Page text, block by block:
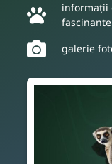
informații
galerie